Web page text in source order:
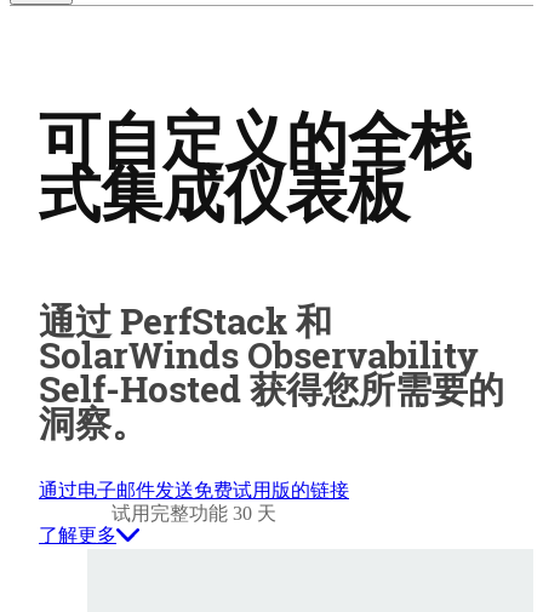
可自定义的全栈
式集成仪表板
通过 PerfStack 和
SolarWinds Observability
Self-Hosted 获得您所需要的
洞察。
通过电子邮件发送免费试用版的链接
试用完整功能 30 天
了解更多